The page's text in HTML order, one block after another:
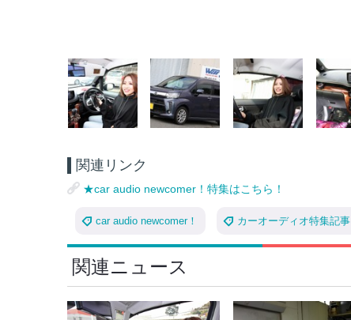
関連リンク
★car audio newcomer！特集はこちら！
car audio newcomer！ カーオーディオ特集記事
関連ニュース